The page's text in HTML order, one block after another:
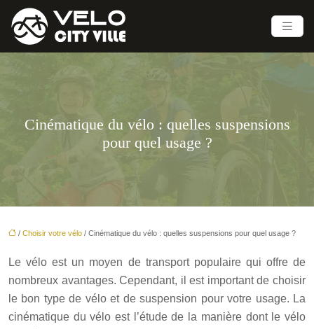
Cinématique du vélo : quelles suspensions
pour quel usage ?
/ Choisir votre vélo / Cinématique du vélo : quelles suspensions pour quel usage ?
Le vélo est un moyen de transport populaire qui offre de
nombreux avantages. Cependant, il est important de choisir
le bon type de vélo et de suspension pour votre usage. La
cinématique du vélo est l’étude de la manière dont le vélo